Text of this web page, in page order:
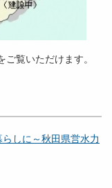
覧いただけます。
しに～秋田県営水力